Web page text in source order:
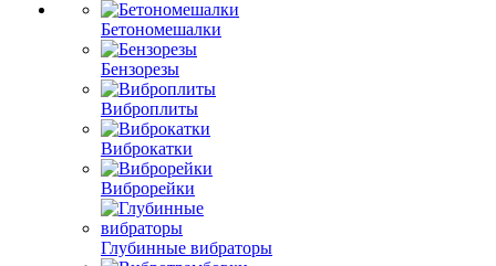
Бетономешалки
Бензорезы
Виброплиты
Виброкатки
Виброрейки
Глубинные вибраторы